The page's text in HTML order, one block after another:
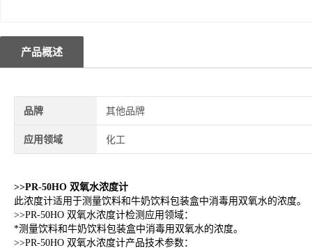
产品概述
品牌 其他品牌
应用领域 化工
>>PR-50HO 双氧水浓度计
此浓度计适用于测量饮料和牛奶饮料包装盒中消毒用双氧水的浓度。
>>PR-50HO 双氧水浓度计检测应用领域：
*测量饮料和牛奶饮料包装盒中消毒用双氧水的浓度。
>>PR-50HO 双氧水浓度计产品技术参数：